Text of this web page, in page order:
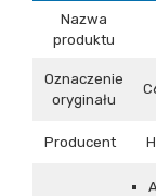
Nazwa
produktu
Oznaczenie
oryginału
Producent